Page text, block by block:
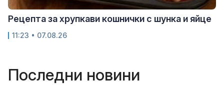
Рецепта за хрупкави кошнички с шунка и яйце
11:23 • 07.08.26
Последни новини